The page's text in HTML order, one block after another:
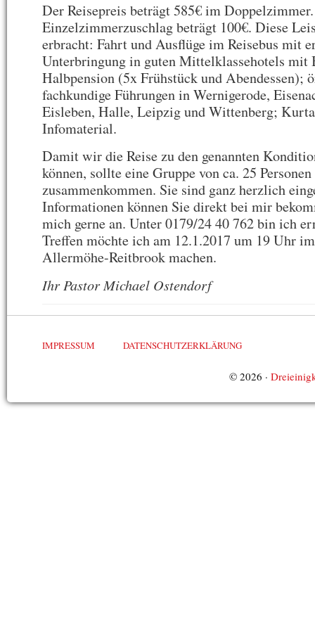
Der Reisepreis beträgt 585€ im
Einzelzimmerzuschlag beträgt 100€. Diese
erbracht: Fahrt und Ausflüge im Reisebus mit
Unterbringung in guten Mittelklassehotels mit
Halbpension (5x Frühstück und Abendessen);
fachkundige Führungen in Wernigerode,
Eisleben, Halle, Leipzig und Wittenberg;
Infomaterial.
Damit wir die Reise zu den genannten
können, sollte eine Gruppe von ca. 25 Personen
zusammenkommen. Sie sind ganz herzlich
Informationen können Sie direkt bei mir
mich gerne an. Unter 0179/24 40 762 bin ich
Treffen möchte icham 12.1.2017 um 19 Uhr
Allermöhe-Reitbrook machen.
Ihr Pastor Michael Ostendorf
IMPRESSUM DATENSCHUTZERKLÄRUNG
© 2026 ·